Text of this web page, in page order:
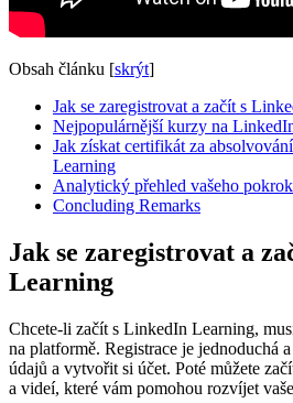
Obsah článku [skrýt]
Jak se zaregistrovat a začít s
Nejpopulárnější kurzy na
Jak získat certifikát za
Learning
Analytický přehled vašeho
Concluding Remarks
Jak se zaregistrovat a
Learning
Chcete-li začít s LinkedIn Learning,
na platformě. Registrace je jednoduchá
údajů a vytvořit si účet. Poté můžete
a videí, které vám pomohou rozvíjet